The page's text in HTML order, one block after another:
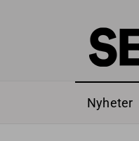
Nyheter